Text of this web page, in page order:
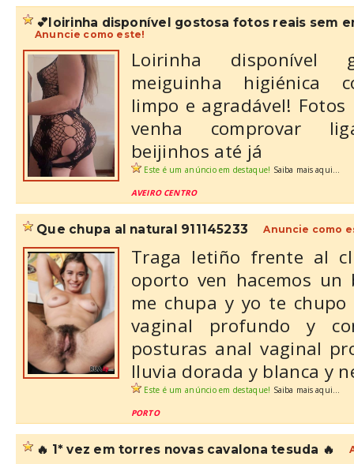
💕loirinha disponível gostosa fotos reais sem
Anuncie como este!
Loirinha disponível
meiguinha higiénica
limpo e agradável! Fotos
venha comprovar
beijinhos até já
Este é um anúncio em destaque! Saiba mais aqui...
AVEIRO CENTRO
que chupa al natural 911145233 Anuncie como
Traga letiño frente al
oporto ven hacemos
me chupa y yo te
vaginal profundo y
posturas anal vaginal
lluvia dorada y blanca y
Este é um anúncio em destaque! Saiba mais aqui...
PORTO
🔥 1* vez em torres novas cavalona tesuda 🔥